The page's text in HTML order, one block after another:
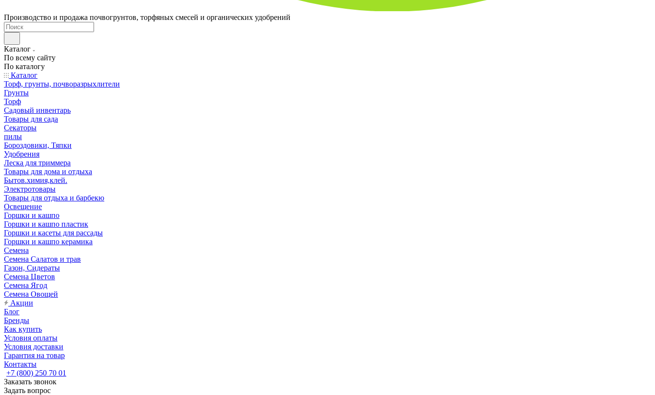
Производство и продажа почвогрунтов, торфяных смесей и органических удобрений
Каталог
По всему сайту
По каталогу
Каталог
Торф, грунты, почворазрыхлители
Грунты
Торф
Садовый инвентарь
Товары для сада
Секаторы
пилы
Бороздовики, Тяпки
Удобрения
Леска для триммера
Товары для дома и отдыха
Бытов.химия,клей.
Электротовары
Товары для отдыха и барбекю
Освещение
Горшки и кашпо
Горшки и кашпо пластик
Горшки и касеты для рассады
Горшки и кашпо керамика
Семена
Семена Салатов и трав
Газон, Сидераты
Семена Цветов
Семена Ягод
Семена Овощей
Акции
Блог
Бренды
Как купить
Условия оплаты
Условия доставки
Гарантия на товар
Контакты
+7 (800) 250 70 01
Заказать звонок
Задать вопрос